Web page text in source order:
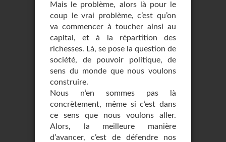
Mais le problème, alors là pour le
coup le vrai problème, c’est qu’on
va commencer à toucher ainsi au
capital, et à la répartition des
richesses. Là, se pose la question de
société, de pouvoir politique, de
sens du monde que nous voulons
construire.
Nous n’en sommes pas là
concrètement, même si c’est dans
ce sens que nous voulons aller.
Alors, la meilleure manière
d’avancer, c’est de défendre nos